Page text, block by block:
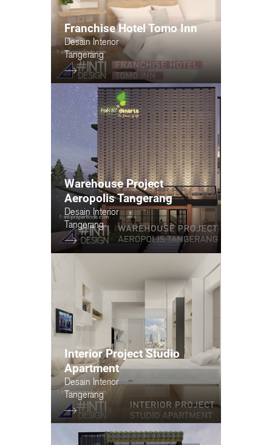
Franchise Hotel Tomo Inn
Desain Interior
Tangerang
Warehouse Project
Aeropolis Tangerang
Desain Interior
Tangerang
Interior Project Studio
Apartment
Desain Interior
Tangerang